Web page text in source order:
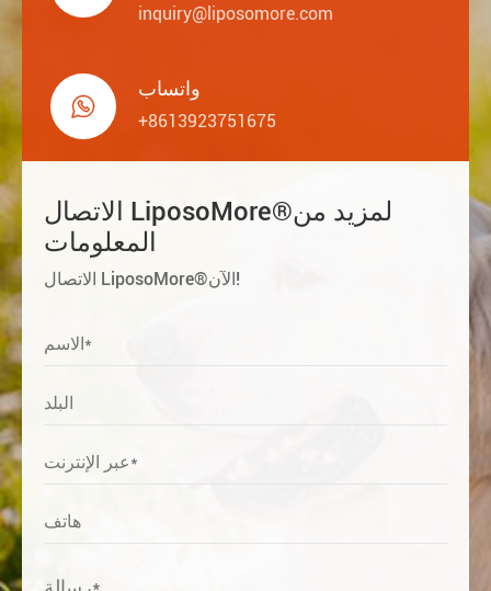
inquiry@liposomore.com

واتساب
+8613923751675
الاتصال LiposoMore®لمزيد من
المعلومات
الاتصال LiposoMore®الآن!